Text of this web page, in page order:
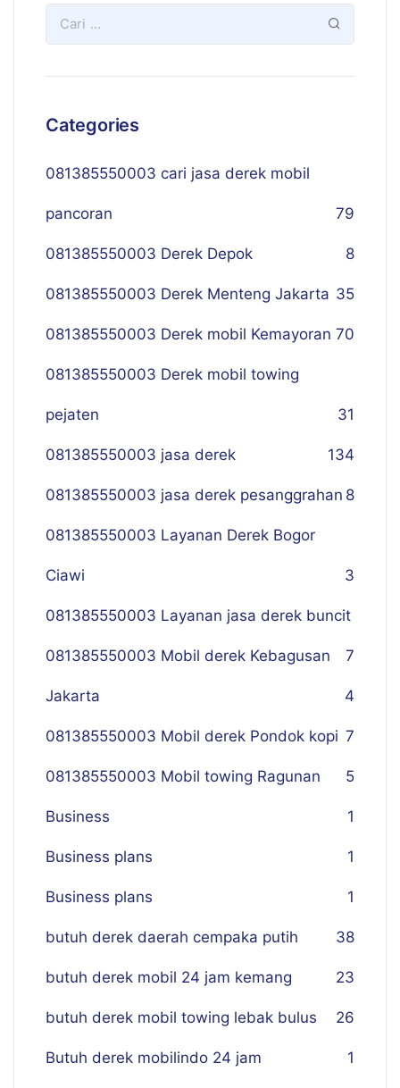
Categories
081385550003 cari jasa derek mobil
pancoran 79
081385550003 Derek Depok 8
081385550003 Derek Menteng Jakarta 35
081385550003 Derek mobil Kemayoran 70
081385550003 Derek mobil towing
pejaten 31
081385550003 jasa derek 134
081385550003 jasa derek pesanggrahan 8
081385550003 Layanan Derek Bogor
Ciawi 3
081385550003 Layanan jasa derek buncit
7
081385550003 Mobil derek Kebagusan
Jakarta 4
081385550003 Mobil derek Pondok kopi 7
081385550003 Mobil towing Ragunan 5
Business 1
Business plans 1
Business plans 1
butuh derek daerah cempaka putih 38
butuh derek mobil 24 jam kemang 23
butuh derek mobil towing lebak bulus 26
Butuh derek mobilindo 24 jam 1